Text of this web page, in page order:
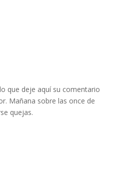
que deje aquí su comentario
Mañana sobre las once de
quejas.